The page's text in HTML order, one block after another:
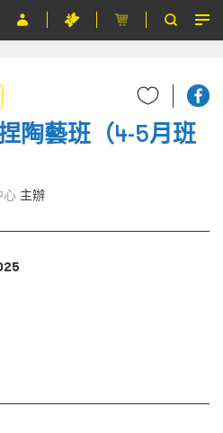
陶藝班（4-5月班
心 主辦